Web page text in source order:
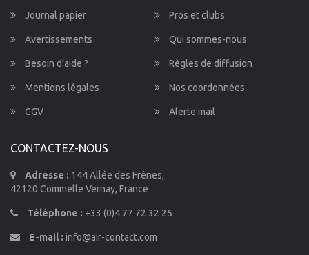
Journal papier Pros et clubs
Avertissements Qui sommes-nous
Besoin d’aide ? Règles de diffusion
Mentions légales Nos coordonnées
CGV Alerte mail
CONTACTEZ-NOUS
Adresse : 144 Allée des Frênes,
42120 Commelle Vernay, France
Téléphone : +33 (0)4 77 72 32 25
E-mail : info@air-contact.com